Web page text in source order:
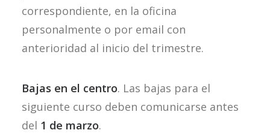
correspondiente, en la oficina
personalmente o por email con
anterioridad al inicio del trimestre.
Bajas en el centro. Las bajas para el
siguiente curso deben comunicarse antes
del 1 de marzo.